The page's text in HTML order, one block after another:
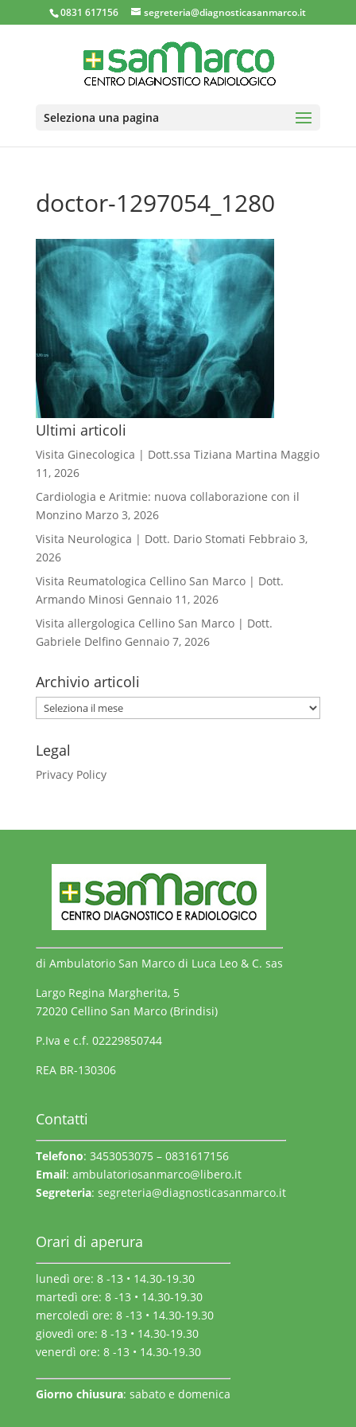
0831 617156 segreteria@diagnosticasanmarco.it
Seleziona una pagina
doctor-1297054_1280
Ultimi articoli
Visita Ginecologica | Dott.ssa Tiziana Martina Maggio
11, 2026
Cardiologia e Aritmie: nuova collaborazione con il
Monzino Marzo 3, 2026
Visita Neurologica | Dott. Dario Stomati Febbraio 3,
2026
Visita Reumatologica Cellino San Marco | Dott.
Armando Minosi Gennaio 11, 2026
Visita allergologica Cellino San Marco | Dott.
Gabriele Delfino Gennaio 7, 2026
Archivio articoli
Archivio
articoli
Legal
Privacy Policy
di Ambulatorio San Marco di Luca Leo & C. sas
Largo Regina Margherita, 5
72020 Cellino San Marco (Brindisi)
P.Iva e c.f. 02229850744
REA BR-130306
Contatti
Telefono: 3453053075 – 0831617156
Email: ambulatoriosanmarco@libero.it
Segreteria: segreteria@diagnosticasanmarco.it
Orari di aperura
lunedì ore: 8 -13 • 14.30-19.30
martedì ore: 8 -13 • 14.30-19.30
mercoledì ore: 8 -13 • 14.30-19.30
giovedì ore: 8 -13 • 14.30-19.30
venerdì ore: 8 -13 • 14.30-19.30
Giorno chiusura: sabato e domenica